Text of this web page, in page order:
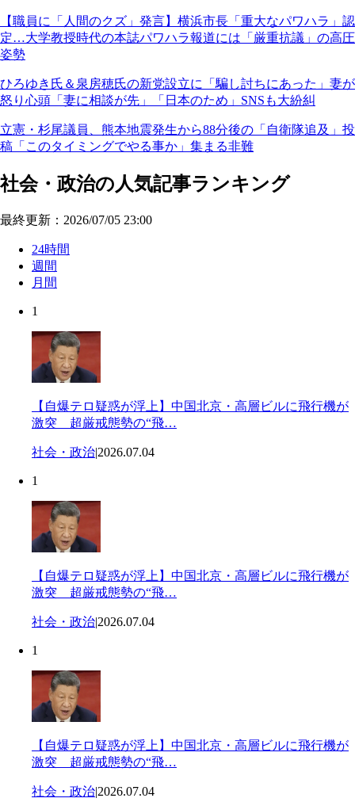
【職員に「人間のクズ」発言】横浜市長「重大なパワハラ」認
定…大学教授時代の本誌パワハラ報道には「厳重抗議」の高圧
姿勢
ひろゆき氏＆泉房穂氏の新党設立に「騙し討ちにあった」妻が
怒り心頭「妻に相談が先」「日本のため」SNSも大紛糾
立憲・杉尾議員、熊本地震発生から88分後の「自衛隊追及」投
稿「このタイミングでやる事か」集まる非難
社会・政治の人気記事ランキング
最終更新：2026/07/05 23:00
24時間
週間
月間
1
【自爆テロ疑惑が浮上】中国北京・高層ビルに飛行機が
激突 超厳戒態勢の“飛…
社会・政治|2026.07.04
1
【自爆テロ疑惑が浮上】中国北京・高層ビルに飛行機が
激突 超厳戒態勢の“飛…
社会・政治|2026.07.04
1
【自爆テロ疑惑が浮上】中国北京・高層ビルに飛行機が
激突 超厳戒態勢の“飛…
社会・政治|2026.07.04